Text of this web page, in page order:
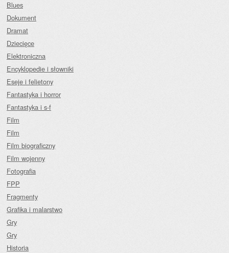
Blues
Dokument
Dramat
Dziecięce
Elektroniczna
Encyklopedie i słowniki
Eseje i felietony
Fantastyka i horror
Fantastyka i s-f
Film
Film
Film biograficzny
Film wojenny
Fotografia
FPP
Fragmenty
Grafika i malarstwo
Gry
Gry
Historia